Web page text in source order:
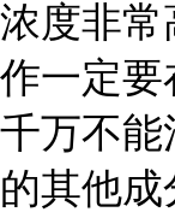
浓度非常
作一定要
千万不能
的其他